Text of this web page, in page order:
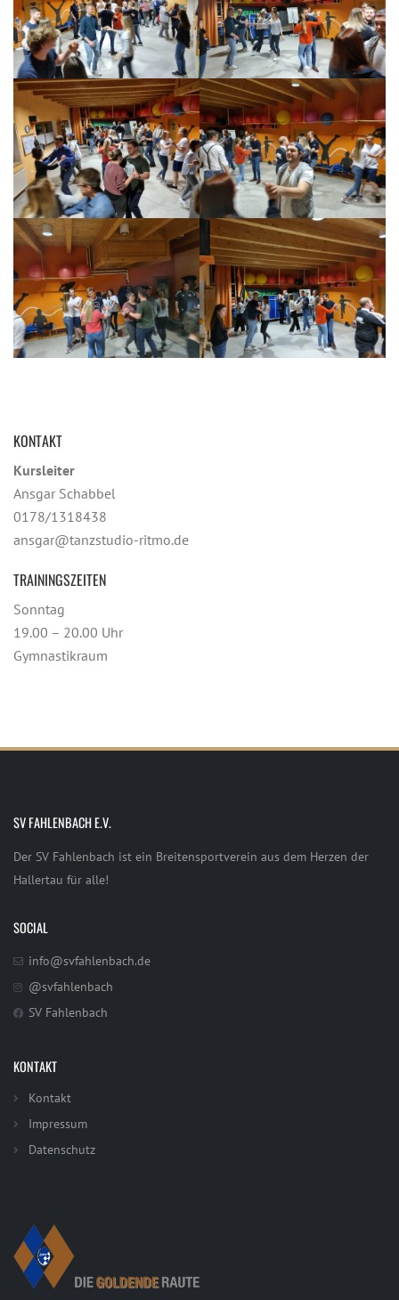
KONTAKT
Kursleiter
Ansgar Schabbel
0178/1318438
ansgar@tanzstudio-ritmo.de
TRAININGSZEITEN
Sonntag
19.00 – 20.00 Uhr
Gymnastikraum
SV FAHLENBACH E.V.
Der SV Fahlenbach ist ein Breitensportverein aus dem Herzen der
Hallertau für alle!
SOCIAL
info@svfahlenbach.de
@svfahlenbach
SV Fahlenbach
KONTAKT
Kontakt
Impressum
Datenschutz